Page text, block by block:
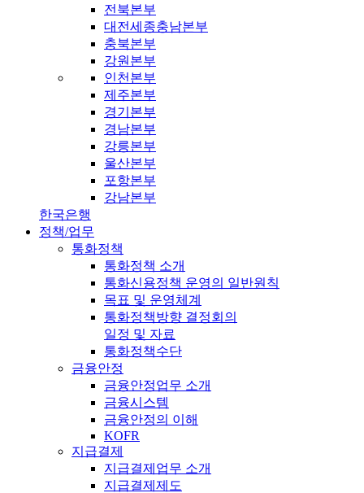
전북본부
대전세종충남본부
충북본부
강원본부
인천본부
제주본부
경기본부
경남본부
강릉본부
울산본부
포항본부
강남본부
한국은행
정책/업무
통화정책
통화정책 소개
통화신용정책 운영의 일반원칙
목표 및 운영체계
통화정책방향 결정회의
일정 및 자료
통화정책수단
금융안정
금융안정업무 소개
금융시스템
금융안정의 이해
KOFR
지급결제
지급결제업무 소개
지급결제제도